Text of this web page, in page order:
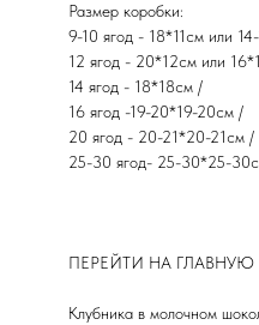
Размер коробки:
9-10 ягод - 18*11см или
12 ягод - 20*12см или
14 ягод - 18*18см /
16 ягод -19-20*19-20см /
20 ягод - 20-21*20-21см /
25-30 ягод- 25-30*25-
ПЕРЕЙТИ НА ГЛАВНУЮ
Клубника в молочном